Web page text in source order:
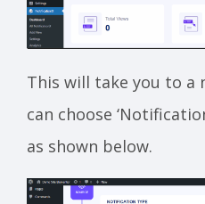
This will take you to a
can choose
as shown below.